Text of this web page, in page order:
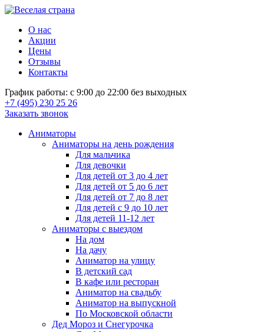
О нас
Акции
Цены
Отзывы
Контакты
График работы: с 9:00 до 22:00 без выходных
+7 (495) 230 25 26
Заказать звонок
Аниматоры
Аниматоры на день рождения
Для мальчика
Для девочки
Для детей от 3 до 4 лет
Для детей от 5 до 6 лет
Для детей от 7 до 8 лет
Для детей с 9 до 10 лет
Для детей 11-12 лет
Аниматоры с выездом
На дом
На дачу
Аниматор на улицу
В детский сад
В кафе или ресторан
Аниматор на свадьбу
Аниматор на выпускной
По Московской области
Дед Мороз и Снегурочка